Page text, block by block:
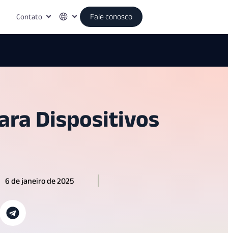
Contato Fale conosco
Dispositivos
6 de janeiro de 2025